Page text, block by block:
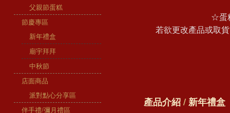
父親節蛋糕
節慶專區
新年禮盒
廟宇拜拜
中秋節
店面商品
派對點心分享區
伴手禮/彌月禮區
☆蛋
若欲更改產品或取
產品介紹/新年禮盒